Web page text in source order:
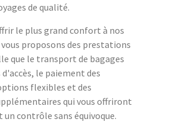
de qualité.
le plus grand confort à nos
proposons des prestations
que le transport de bagages
le paiement des
flexibles et des
qui vous offriront
contrôle sans équivoque.